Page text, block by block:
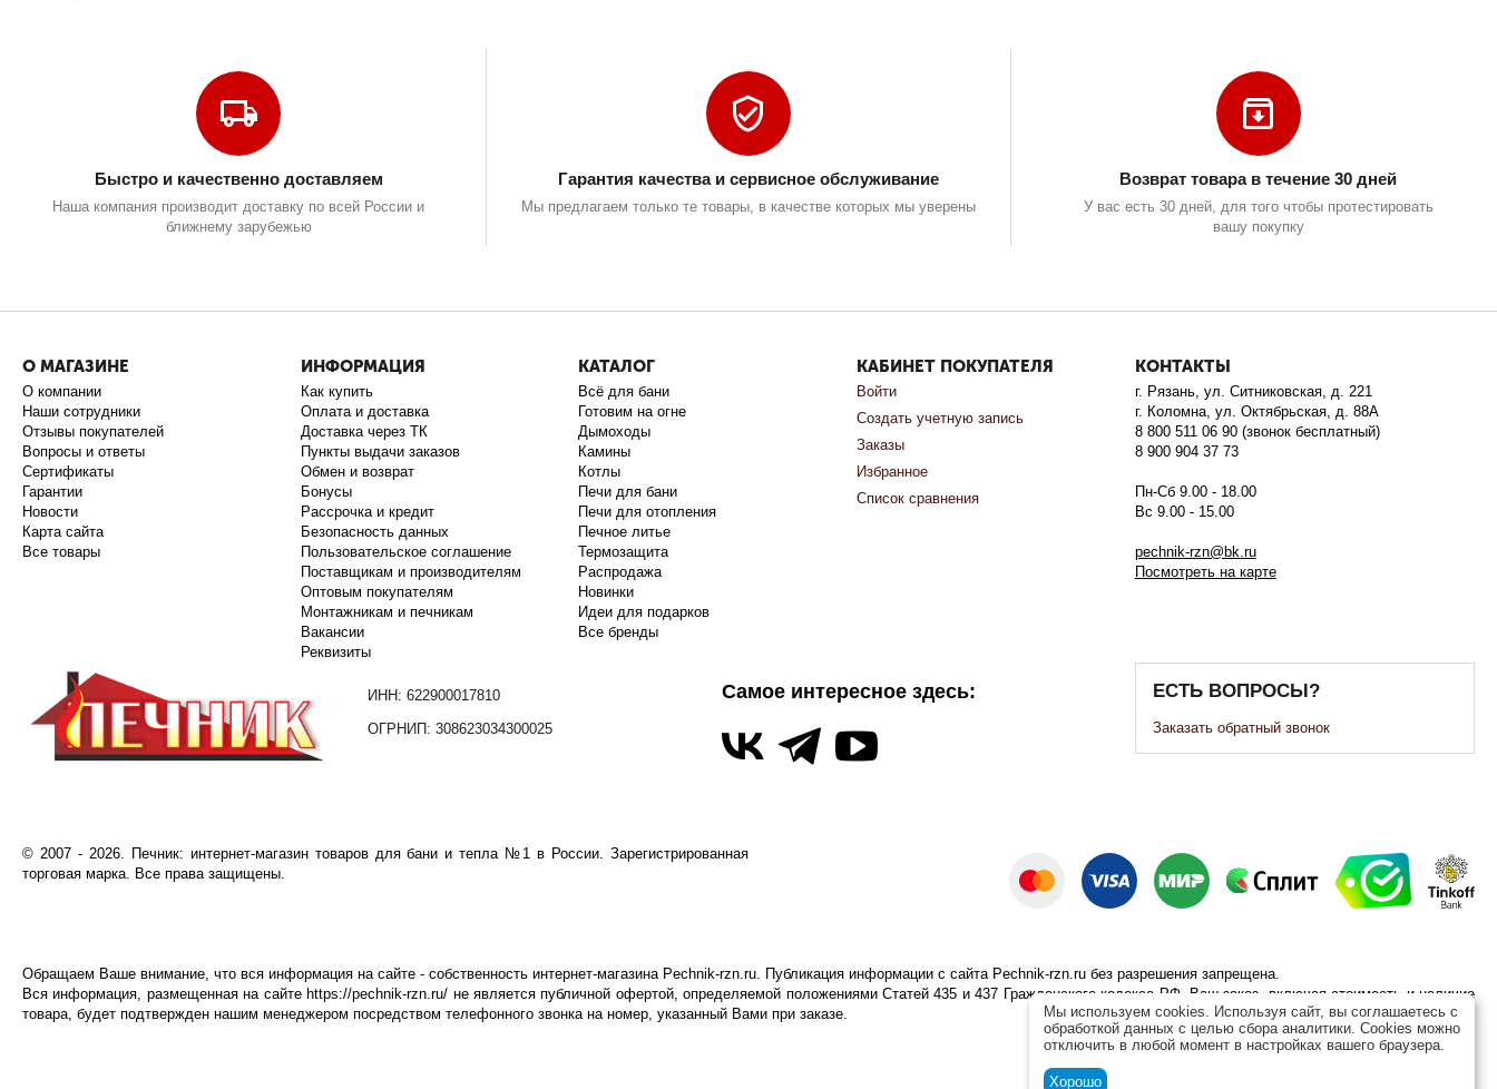
Быстро и качественно доставляем
Наша компания производит доставку по всей России и
ближнему зарубежью
Гарантия качества и сервисное обслуживание
Мы предлагаем только те товары, в качестве которых мы уверены
Возврат товара в течение 30 дней
У вас есть 30 дней, для того чтобы протестировать
вашу покупку
О МАГАЗИНЕ
О компании
Наши сотрудники
Отзывы покупателей
Вопросы и ответы
Сертификаты
Гарантии
Новости
Карта сайта
Все товары
ИНФОРМАЦИЯ
Как купить
Оплата и доставка
Доставка через ТК
Пункты выдачи заказов
Обмен и возврат
Бонусы
Рассрочка и кредит
Безопасность данных
Пользовательское соглашение
Поставщикам и производителям
Оптовым покупателям
Монтажникам и печникам
Вакансии
Реквизиты
КАТАЛОГ
Всё для бани
Готовим на огне
Дымоходы
Камины
Котлы
Печи для бани
Печи для отопления
Печное литье
Термозащита
Распродажа
Новинки
Идеи для подарков
Все бренды
КАБИНЕТ ПОКУПАТЕЛЯ
Войти
Создать учетную запись
Заказы
Избранное
Список сравнения
КОНТАКТЫ
г. Рязань, ул. Ситниковская, д. 221
г. Коломна, ул. Октябрьская, д. 88А
8 800 511 06 90 (звонок бесплатный)
8 900 904 37 73
Пн-Сб 9.00 - 18.00
Вс 9.00 - 15.00
pechnik-rzn@bk.ru
Посмотреть на карте
ИНН: 622900017810
ОГРНИП: 308623034300025
Самое интересное здесь: ЕСТЬ ВОПРОСЫ?
Заказать обратный звонок
©️ 2007- 2026. Печник: интернет-магазин товаров для бани и тепла №1 в России. Зарегистрированная
торговая марка. Все права защищены.
Обращаем Ваше внимание, что вся информация на сайте - собственность интернет-магазина Pechnik-rzn.ru. Публикация информации с сайта Pechnik-rzn.ru без разрешения запрещена.
Вся информация, размещенная на сайте https://pechnik-rzn.ru/ не является публичной офертой, определяемой положениями Статей 435 и 437 Гражданского кодекса РФ. Ваш заказ, включая стоимость и наличие
товара, будет подтвержден нашим менеджером посредством телефонного звонка на номер, указанный Вами при заказе.
Мы используем cookies. Используя сайт, вы соглашаетесь с
обработкой данных с целью сбора аналитики. Cookies можно
отключить в любой момент в настройках вашего браузера.
Хорошо